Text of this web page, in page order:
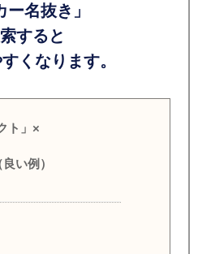
ー名抜き」
すると
くなります。
ト」×
い例）